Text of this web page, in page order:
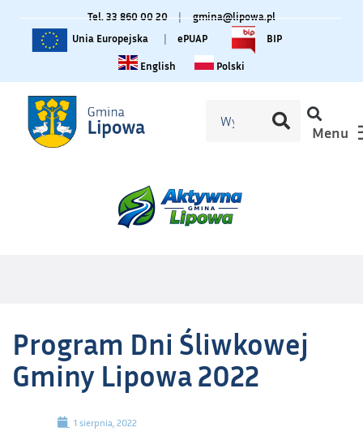
Tel. 33 860 00 20 |
gmina@lipowa.pl
Unia Europejska
| ePUAP
BIP
Change language to English
English Zmiana języka na polski
Polski
Menu
Program Dni Śliwkowej
Gminy Lipowa 2022
1 sierpnia, 2022